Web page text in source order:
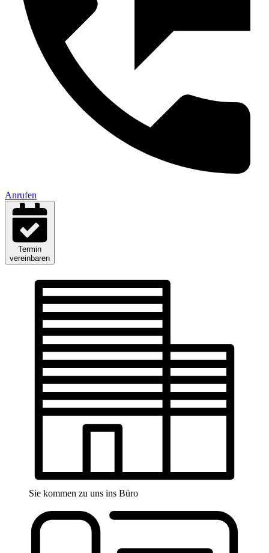
Anrufen
Termin
vereinbaren
Sie kommen zu uns ins Büro